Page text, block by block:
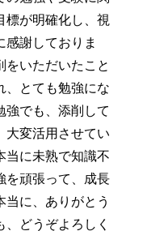
標が明確化し、視
謝しておりま
をいただいたこと
、とても勉強にな
強でも、添削して
大変活用させてい
当に未熟で知識不
を頑張って、成長
当に、ありがとう
どうぞよろしく